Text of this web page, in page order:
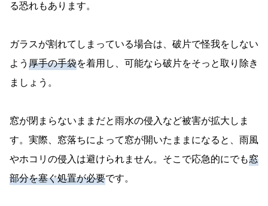
る恐れもあります。
ガラスが割れてしまっている場合は、破片で怪我をしない
よう 厚手の手袋を着用し、可能なら破片をそっと取り除き
ましょう。
窓が閉まらないままだと雨水の侵入など被害が拡大しま
す。実際、窓落ちによって窓が開いたままになると、雨風
やホコリの侵入は避けられません。そこで応急的にでも窓
部分を塞ぐ処置が必要です。